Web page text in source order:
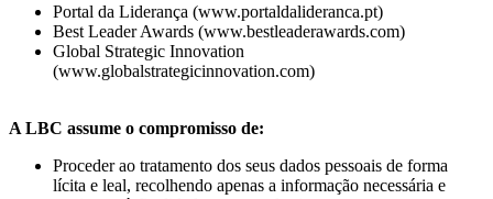
Portal da Liderança (www.portaldalideranca.pt)
Best Leader Awards (www.bestleaderawards.com)
Global Strategic Innovation
(www.globalstrategicinnovation.com)
A LBC assume o compromisso de:
Proceder ao tratamento dos seus dados pessoais de forma
lícita e leal, recolhendo apenas a informação necessária e